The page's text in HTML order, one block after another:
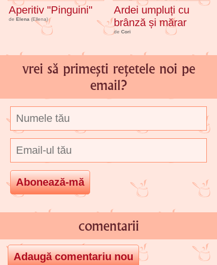
Aperitiv ''Pinguini''
de Elena (Ellena)
Ardei umpluți cu
brânză și mărar
de Cori
vrei să primești rețetele noi pe
email?
comentarii